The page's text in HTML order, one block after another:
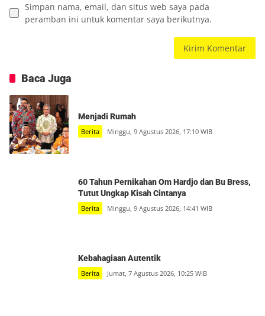
Simpan nama, email, dan situs web saya pada
peramban ini untuk komentar saya berikutnya.
Baca Juga
Menjadi Rumah
Berita Minggu, 9 Agustus 2026, 17:10 WIB
60 Tahun Pernikahan Om Hardjo dan Bu Bress,
Tutut Ungkap Kisah Cintanya
Berita Minggu, 9 Agustus 2026, 14:41 WIB
Kebahagiaan Autentik
Berita Jumat, 7 Agustus 2026, 10:25 WIB